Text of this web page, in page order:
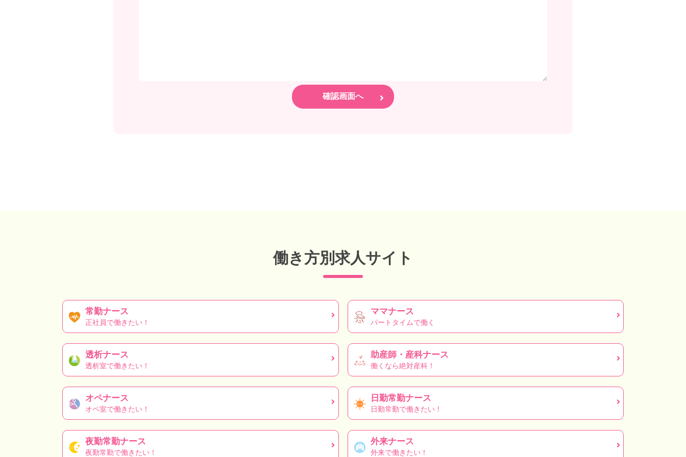
働き方別求人サイト
常勤ナース
正社員で働きたい！
ママナース
パートタイムで働く
透析ナース
透析室で働きたい！
助産師・産科ナース
働くなら絶対産科！
オペナース
オペ室で働きたい！
日勤常勤ナース
日勤常勤で働きたい！
夜勤常勤ナース
夜勤常勤で働きたい！
外来ナース
外来で働きたい！